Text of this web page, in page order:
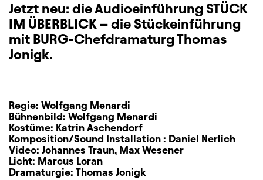
Jetzt neu: die Audioeinführung STÜCK
IM ÜBERBLICK – die Stückeinführung
mit BURG-Chefdramaturg Thomas
Jonigk.
Regie: Wolfgang Menardi
Bühnenbild: Wolfgang Menardi
Kostüme: Katrin Aschendorf
Komposition/Sound Installation : Daniel Nerlich
Video: Johannes Traun, Max Wesener
Licht: Marcus Loran
Dramaturgie: Thomas Jonigk